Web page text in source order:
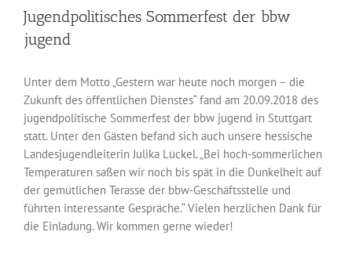
grösseres
Bild
Jugendpolitisches Sommerfest der bbw
jugend
Unter dem Motto „Gestern war heute noch morgen – die
Zukunft des öffentlichen Dienstes“ fand am 20.09.2018 des
jugendpolitische Sommerfest der bbw jugend in Stuttgart
statt. Unter den Gästen befand sich auch unsere hessische
Landesjugendleiterin Julika Lückel. „Bei hoch-sommerlichen
Temperaturen saßen wir noch bis spät in die Dunkelheit auf
der gemütlichen Terasse der bbw-Geschäftsstelle und
führten interessante Gespräche.“ Vielen herzlichen Dank für
die Einladung. Wir kommen gerne wieder!